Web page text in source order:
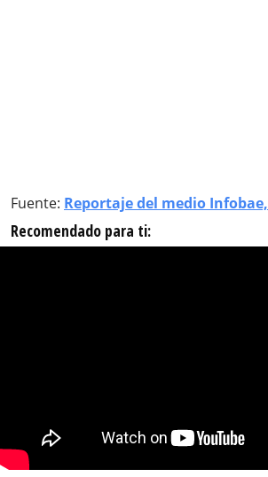
Fuente: Reportaje del medio Infobae,
Recomendado para ti: